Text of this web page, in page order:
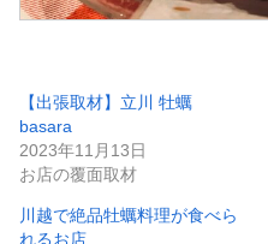
【出張取材】立川 牡蠣
basara
2023年11月13日
お店の覆面取材
川越で絶品牡蠣料理が食べら
れるお店